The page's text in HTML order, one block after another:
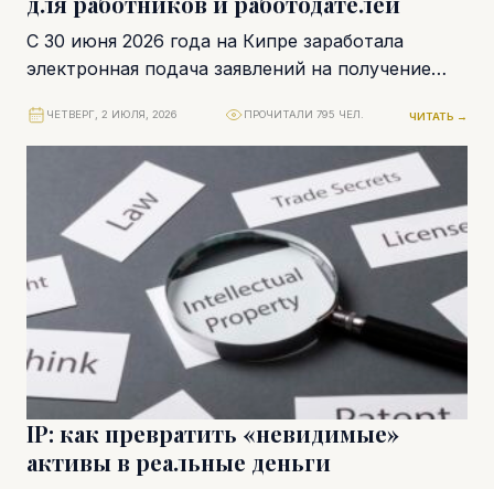
С 30 июня 2026 года на Кипре заработала
электронная подача заявлений на получение
Заявления...
ЧЕТВЕРГ, 2 ИЮЛЯ, 2026 ПРОЧИТАЛИ 795 ЧЕЛ. ЧИТАТЬ →
IP: как превратить «невидимые»
активы в реальные деньги